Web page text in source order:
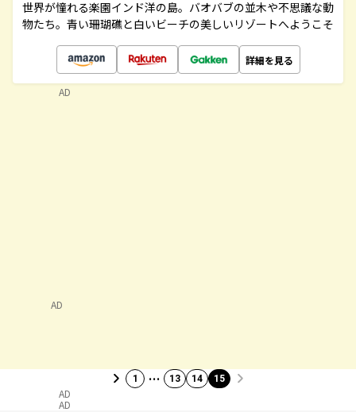
世界が憧れる楽園インド洋の島。バオバブの並木や不思議な動
物たち。青い珊瑚礁と白いビーチの美しいリゾートへようこそ
詳細を見る
AD
1 … 13 14 15
AD
AD
AD